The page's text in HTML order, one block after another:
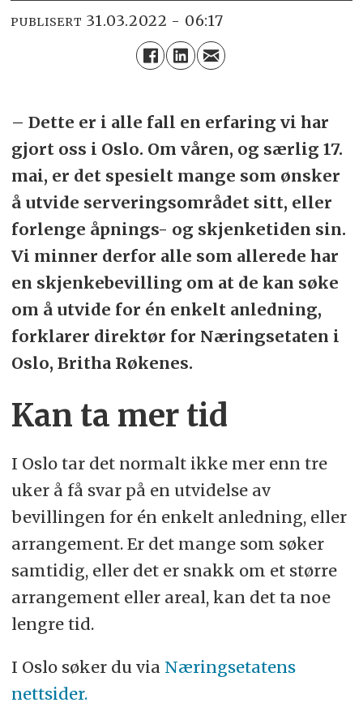
PUBLISERT 31.03.2022 - 06:17
– Dette er i alle fall en erfaring vi har
gjort oss i Oslo. Om våren, og særlig 17.
mai, er det spesielt mange som ønsker
å utvide serveringsområdet sitt, eller
forlenge åpnings- og skjenketiden sin.
Vi minner derfor alle som allerede har
en skjenkebevilling om at de kan søke
om å utvide for én enkelt anledning,
forklarer direktør for Næringsetaten i
Oslo, Britha Røkenes.
Kan ta mer tid
I Oslo tar det normalt ikke mer enn tre
uker å få svar på en utvidelse av
bevillingen for én enkelt anledning, eller
arrangement. Er det mange som søker
samtidig, eller det er snakk om et større
arrangement eller areal, kan det ta noe
lengre tid.
I Oslo søker du via Næringsetatens
nettsider.